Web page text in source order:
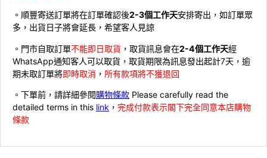
。順豐寄送訂單將在訂單確認後2-3個工作天安排寄出，如訂單眾
多，出貨日子將會延長，希望客人見諒
。門市自取訂單不能即日取貨 ，取貨訊息會在2-4個工作天經
WhatsApp通知客人可以取貨，取貨期限為訊息發出起計7天，逾
期未取訂單將即時取消 ， 所有款項將不獲退回
。下單前，請詳細參閱購物條款 Please carefully read the
detailed terms in this link ， 完成付款表示閣下完全同意本店購物
條款